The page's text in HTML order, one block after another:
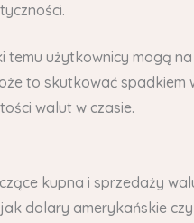
temu użytkownicy mogą
to skutkować spadkiem
walut w czasie.
kupna i sprzedaży
dolary amerykańskie